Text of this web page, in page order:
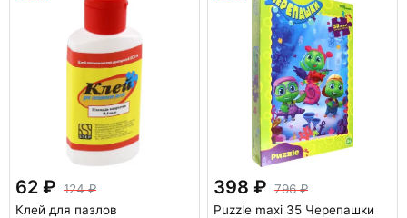
62
124
Клей для пазлов
398
796
Puzzle maxi 35 Черепашки